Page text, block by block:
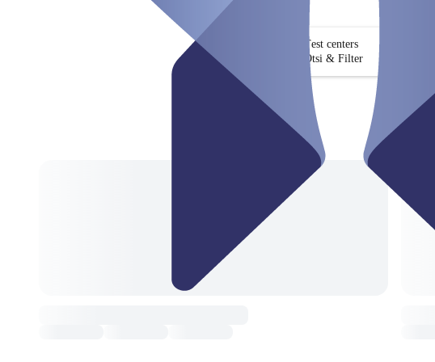
Test centers
Otsi & Filter